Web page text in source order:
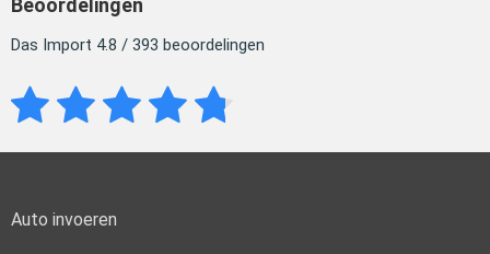
Beoordelingen
Das Import 4.8 / 393 beoordelingen
Auto invoeren